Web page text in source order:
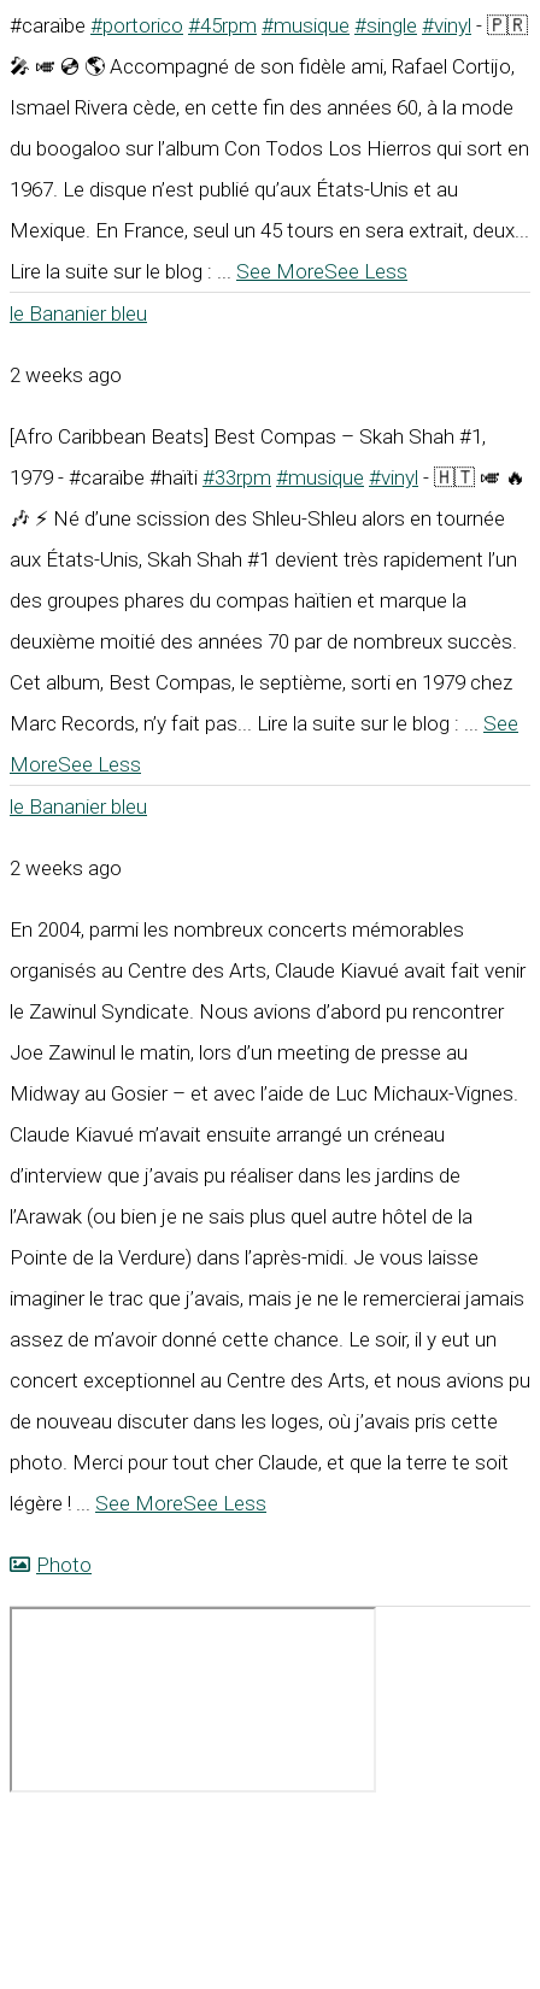
#caraïbe #portorico #45rpm #musique #single #vinyl - 🇵🇷
🎤 🎺 💿 🌎 Accompagné de son fidèle ami, Rafael Cortijo,
Ismael Rivera cède, en cette fin des années 60, à la mode
du boogaloo sur l’album Con Todos Los Hierros qui sort en
1967. Le disque n’est publié qu’aux États-Unis et au
Mexique. En France, seul un 45 tours en sera extrait, deux...
Lire la suite sur le blog : ... See MoreSee Less
le Bananier bleu
2 weeks ago
[Afro Caribbean Beats] Best Compas – Skah Shah #1,
1979 - #caraïbe #haïti #33rpm #musique #vinyl - 🇭🇹 🎺 🔥
🎶 ⚡ Né d’une scission des Shleu-Shleu alors en tournée
aux États-Unis, Skah Shah #1 devient très rapidement l’un
des groupes phares du compas haïtien et marque la
deuxième moitié des années 70 par de nombreux succès.
Cet album, Best Compas, le septième, sorti en 1979 chez
Marc Records, n’y fait pas... Lire la suite sur le blog : ... See
MoreSee Less
le Bananier bleu
2 weeks ago
En 2004, parmi les nombreux concerts mémorables
organisés au Centre des Arts, Claude Kiavué avait fait venir
le Zawinul Syndicate. Nous avions d’abord pu rencontrer
Joe Zawinul le matin, lors d’un meeting de presse au
Midway au Gosier – et avec l’aide de Luc Michaux-Vignes.
Claude Kiavué m’avait ensuite arrangé un créneau
d’interview que j’avais pu réaliser dans les jardins de
l’Arawak (ou bien je ne sais plus quel autre hôtel de la
Pointe de la Verdure) dans l’après-midi. Je vous laisse
imaginer le trac que j’avais, mais je ne le remercierai jamais
assez de m’avoir donné cette chance. Le soir, il y eut un
concert exceptionnel au Centre des Arts, et nous avions pu
de nouveau discuter dans les loges, où j’avais pris cette
photo. Merci pour tout cher Claude, et que la terre te soit
légère ! ... See MoreSee Less
Photo